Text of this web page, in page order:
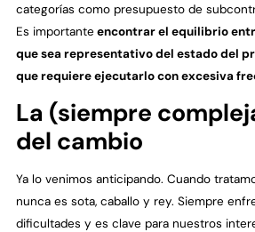
categorías como presupuesto de
Es importante encontrar el equilibrio
que sea representativo del estado del
que requiere ejecutarlo con excesiva
La (siempre
del cambio
Ya lo venimos anticipando. Cuando
nunca es sota, caballo y rey. Siempre
dificultades y es clave para nuestros